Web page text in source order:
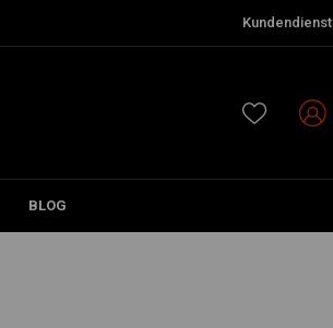
Kundendienst
BLOG